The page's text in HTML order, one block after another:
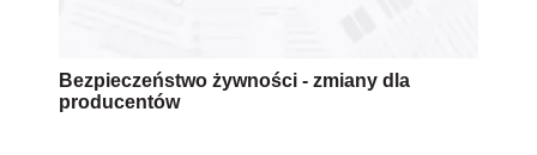
Bezpieczeństwo żywności - zmiany dla
producentów